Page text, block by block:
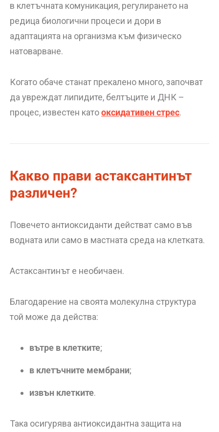
в клетъчната комуникация, регулирането на
редица биологични процеси и дори в
адаптацията на организма към физическо
натоварване.
Когато обаче станат прекалено много, започват
да увреждат липидите, белтъците и ДНК –
процес, известен катооксидативен стрес.
Какво прави астаксантинът
различен?
Повечето антиоксиданти действат само във
водната или само в мастната среда на клетката.
Астаксантинът е необичаен.
Благодарение на своята молекулна структура
той може да действа:
вътре в клетките;
в клетъчните мембрани;
извън клетките.
Така осигурява антиоксидантна защита на